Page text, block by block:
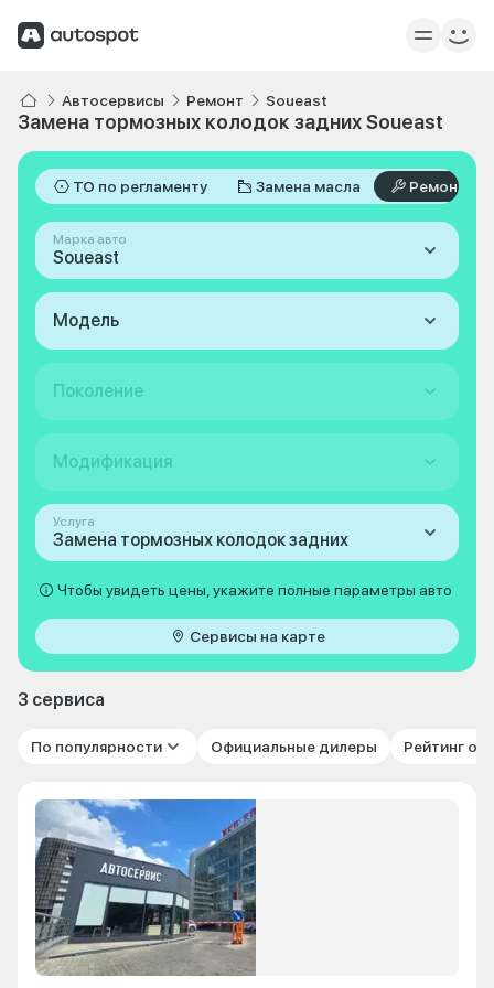
Автосервисы Ремонт Soueast
Замена тормозных колодок задних Soueast
ТО по регламенту Замена масла Ремонт
Марка авто
Soueast
Модель
Поколение
Модификация
Услуга
Замена тормозных колодок задних
Чтобы увидеть цены, укажите полные параметры авто
Сервисы на карте
3 сервиса
По популярности Официальные дилеры Рейтинг